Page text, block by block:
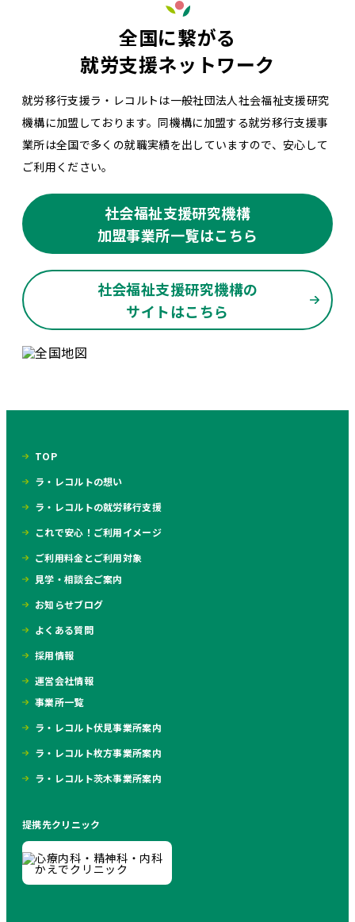
全国に繋がる
就労支援ネットワーク
就労移行支援ラ・レコルトは一般社団法人社会福祉支援研究
機構に加盟しております。同機構に加盟する就労移行支援事
業所は全国で多くの就職実績を出していますので、安心して
ご利用ください。
社会福祉支援研究機構
加盟事業所一覧はこちら
社会福祉支援研究機構の
サイトはこちら
TOP
ラ・レコルトの想い
ラ・レコルトの就労移行支援
これで安心！ご利用イメージ
ご利用料金とご利用対象
見学・相談会ご案内
お知らせブログ
よくある質問
採用情報
運営会社情報
事業所一覧
ラ・レコルト伏見事業所案内
ラ・レコルト枚方事業所案内
ラ・レコルト茨木事業所案内
提携先クリニック